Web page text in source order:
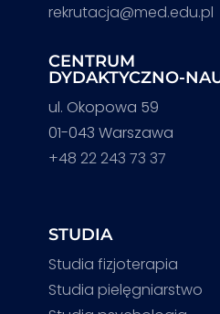
rekrutacja@med.edu.pl
CENTRUM
DYDAKTYCZNO-
ul. Okopowa 59
01-043 Warszawa
+48 22 243 73 37
STUDIA
Studia fizjoterapia
Studia pielęgniarstwo